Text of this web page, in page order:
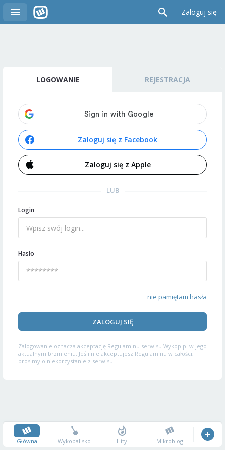
Zaloguj się
LOGOWANIE REJESTRACJA
Zaloguj się z Facebook
Zaloguj się z Apple
LUB
Login
Hasło
nie pamiętam hasła
ZALOGUJ SIĘ
Zalogowanie oznacza akceptację Regulaminu serwisu Wykop.pl w jego
aktualnym brzmieniu. Jeśli nie akceptujesz Regulaminu w całości,
prosimy o niekorzystanie z serwisu.
Główna Wykopalisko Hity Mikroblog